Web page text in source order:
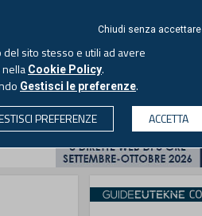
& SOCIETÀ PROFESSIONI
Chiudi senza accettare
sito stesso e utili ad avere
Cookie Policy.
Gestisci le preferenze.
PREFERENZE
ACCETTA